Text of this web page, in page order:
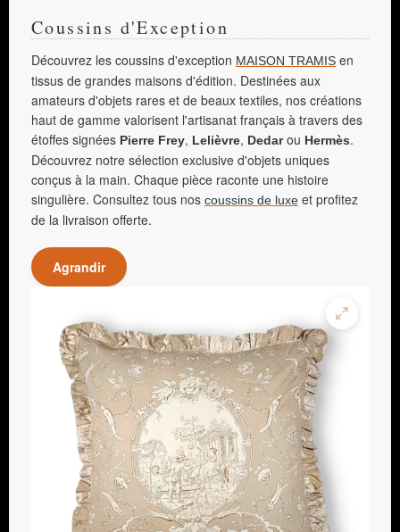
Coussins d'Exception
Découvrez les coussins d'exception MAISON TRAMIS en
tissus de grandes maisons d'édition. Destinées aux
amateurs d'objets rares et de beaux textiles, nos créations
haut de gamme valorisent l'artisanat français à travers des
étoffes signées Pierre Frey, Lelièvre, Dedarou Hermès.
Découvrez notre sélection exclusive d'objets uniques
conçus à la main. Chaque pièce raconte une histoire
singulière. Consultez tous nos coussins de luxe et profitez
de la livraison offerte.
Agrandir